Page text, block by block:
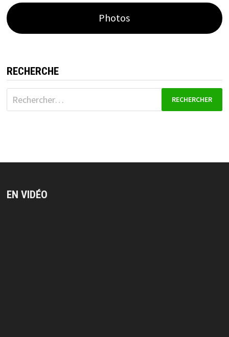
Photos
RECHERCHE
Rechercher :
EN VIDÉO